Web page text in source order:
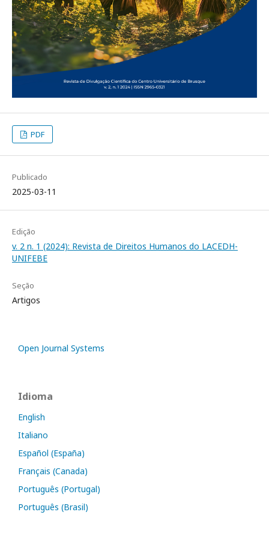
PDF
Publicado
2025-03-11
Edição
v. 2 n. 1 (2024): Revista de Direitos Humanos do LACEDH-
UNIFEBE
Seção
Artigos
Open Journal Systems
Idioma
English
Italiano
Español (España)
Français (Canada)
Português (Portugal)
Português (Brasil)